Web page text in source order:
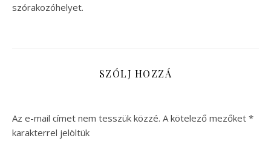
szórakozóhelyet.
SZÓLJ HOZZÁ
Az e-mail címet nem tesszük közzé. A kötelező mezőket *
karakterrel jelöltük